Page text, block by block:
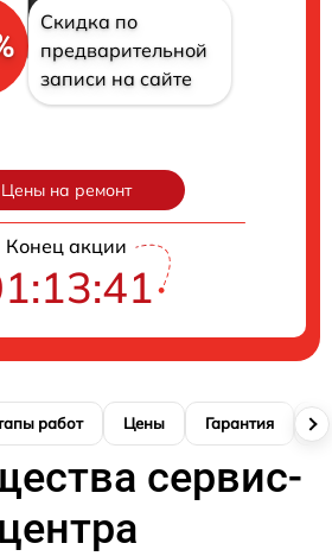
Скидка по
предварительной
записи на сайте
Цены на ремонт
Конец акции
работ Цены Гарантия
сервис-
центра